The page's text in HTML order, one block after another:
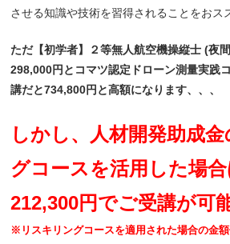
させる知識や技術を習得されることをおス
ただ【初学者】２等無人航空機操縦士 (夜
298,000円とコマツ認定ドローン測量実践
講だと734,800円と高額になります、、、
しかし、人材開発助成
グコースを活用した場
212,300円でご受講が可
※リスキリングコースを適用された場合の金